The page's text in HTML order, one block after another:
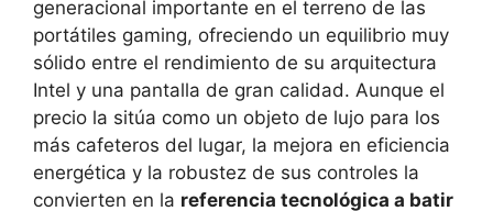
generacional importante en el terreno de las
portátiles gaming, ofreciendo un equilibrio muy
sólido entre el rendimiento de su arquitectura
Intel y una pantalla de gran calidad. Aunque el
precio la sitúa como un objeto de lujo para los
más cafeteros del lugar, la mejora en eficiencia
energética y la robustez de sus controles la
convierten en la referencia tecnológica a batir